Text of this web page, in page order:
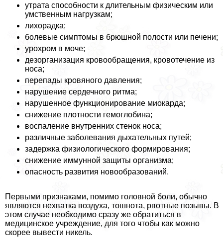
утрата способности к длительным физическим или
умственным нагрузкам;
лихорадка;
болевые симптомы в брюшной полости или печени;
урохром в моче;
дезорганизация кровообращения, кровотечение из
носа;
перепады кровяного давления;
нарушение сердечного ритма;
нарушенное функционирование миокарда;
снижение плотности гемоглобина;
воспаление внутренних стенок носа;
различные заболевания дыхательных путей;
задержка физиологического формирования;
снижение иммунной защиты организма;
опасность развития новообразований.
Первыми признаками, помимо головной боли, обычно
являются нехватка воздуха, тошнота, рвотные позывы. В
этом случае необходимо сразу же обратиться в
медицинское учреждение, для того чтобы как можно
скорее вывести никель.